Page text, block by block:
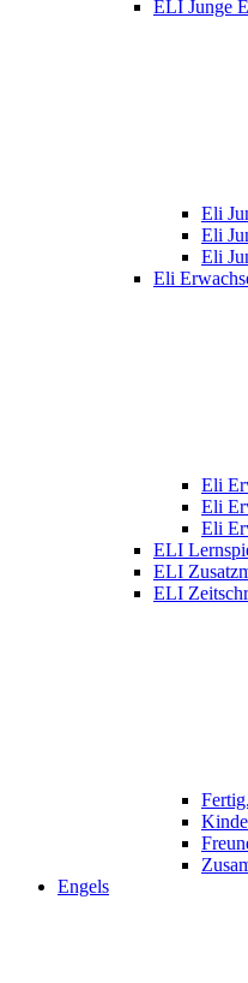
ELI Junge
Eli
Eli
Eli
Eli
Eli
Eli
Eli
ELI
ELI
ELI
Engels